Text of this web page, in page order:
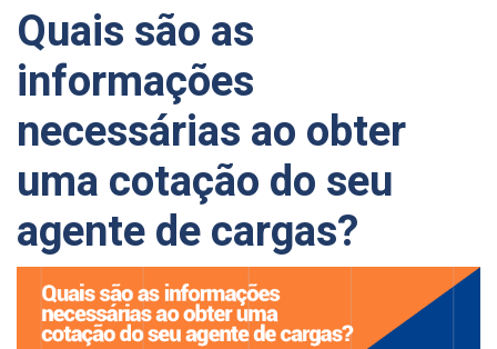
Quais são as
informações
necessárias ao obter
uma cotação do seu
agente de cargas?